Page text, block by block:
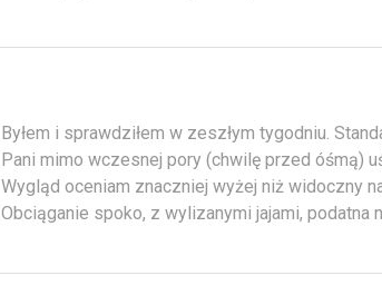
Byłem i sprawdziłem w zeszłym tygodniu.
Pani mimo wczesnej pory (chwilę przed óśmą)
Wygląd oceniam znaczniej wyżej niż widoczny
Obciąganie spoko, z wylizanymi jajami, podatna